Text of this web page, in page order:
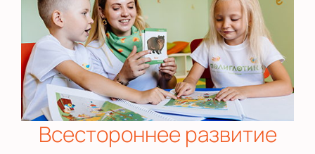
Всестороннее развитие